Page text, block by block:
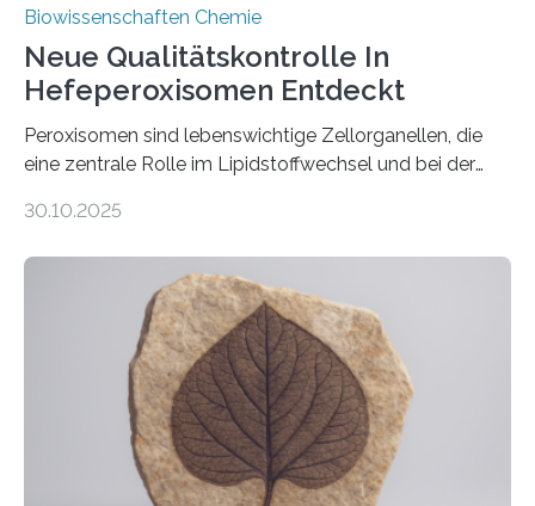
Biowissenschaften Chemie
Neue Qualitätskontrolle In
Hefeperoxisomen Entdeckt
Peroxisomen sind lebenswichtige Zellorganellen, die
eine zentrale Rolle im Lipidstoffwechsel und bei der
erfüllen können, müssen zahlreiche Enzyme präzise in
der Ruhr-Universität Bochum um Prof. Dr. Ralf Erdmann
und Dr. Ismaila Francis Yusuf hat nun einen bislang
unbekannten Qualitätskontrollmechanismus des
peroxisomalen Proteintransports in der Bäckerhefe
Saccharomyces cerevisiae entdeckt, der für die
Funktionsfähigkeit der Organellen entscheidend ist. Die
Studie wurde am 28. Oktober 2025 in der
Fachzeitschrift…
30.10.2025